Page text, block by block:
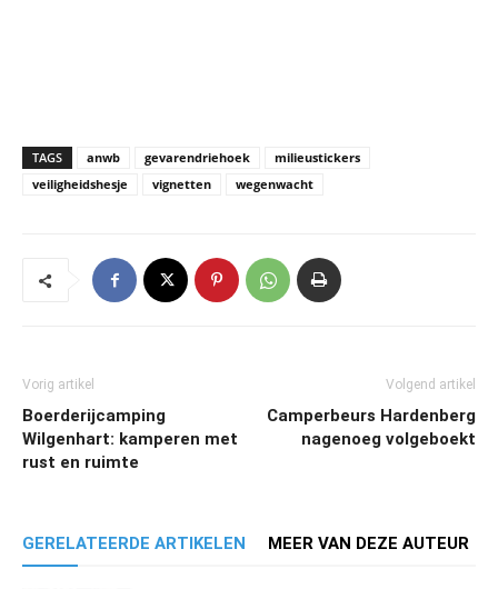
TAGS anwb gevarendriehoek
milieustickers
veiligheidshesje
vignetten wegenwacht
Vorig artikel
Boerderijcamping
Wilgenhart: kamperen met
rust en ruimte
Volgend artikel
Camperbeurs Hardenberg
nagenoeg volgeboekt
GERELATEERDE ARTIKELEN MEER VAN DEZE AUTEUR